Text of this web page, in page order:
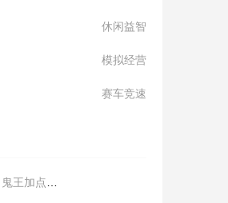
休闲益智
模拟经营
赛车竞速